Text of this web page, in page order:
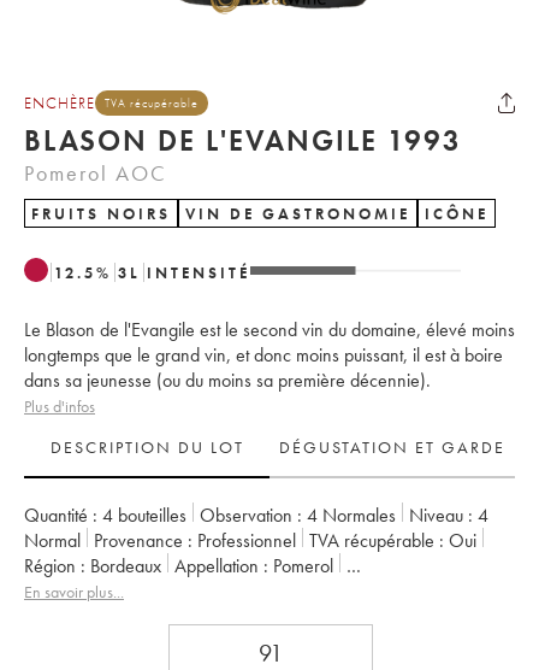
ENCHÈRE TVA récupérable
BLASON DE L'EVANGILE 1993
Pomerol AOC
FRUITS NOIRS VIN DE GASTRONOMIE ICÔNE
12.5% 3 L INTENSITÉ
Le Blason de l'Evangile est le second vin du domaine, élevé moins
longtemps que le grand vin, et donc moins puissant, il est à boire
dans sa jeunesse (ou du moins sa première décennie).
Plus d'infos
DESCRIPTION DU LOT
DÉGUSTATION ET GARDE
Quantité : 4 bouteilles Observation : 4 Normales Niveau : 4
Normal
Provenance : professionnel TVA récupérable :
oui
Région :
Bordeaux Appellation : Pomerol
Propriétaire :
En savoir plus...
91